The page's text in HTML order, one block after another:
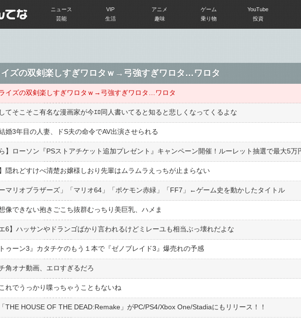
ニュース VIP アニメ ゲーム YouTube
芸能
生活 趣味 乗り物 投資
ズの双剣楽しすぎワロタｗ→弓強すぎワロタ…ワロタ
イズの双剣楽しすぎワロタｗ→弓強すぎワロタ…ワロタ
てそこそこ有名な漫画家が今ｴﾛ同人書いてると知ると悲しくなってくるよな
婚3年目の人妻、ドS夫の命令でAV出演させられる
】隠れどすけべ清楚お嬢様しおり先輩はムラムラえっちが止まらない
ーマリオブラザーズ」「マリオ64」「ポケモン赤緑」「FF7」←ゲーム史を動かしたタイトル
像できない抱きごこち抜群むっちり美巨乳、ハメま
エ6】ハッサンやドランゴばかり言われるけどミレーユも相当ぶっ壊れだよな
トゥーン3』カタチケのもう１本で『ゼノブレイド3』爆売れの予感
角オナ動画、エロすぎるだろ
れでうっかり喋っちゃうこともないね
「THE HOUSE OF THE DEAD:Remake」がPC/PS4/Xbox One/Stadiaにもリリース！！